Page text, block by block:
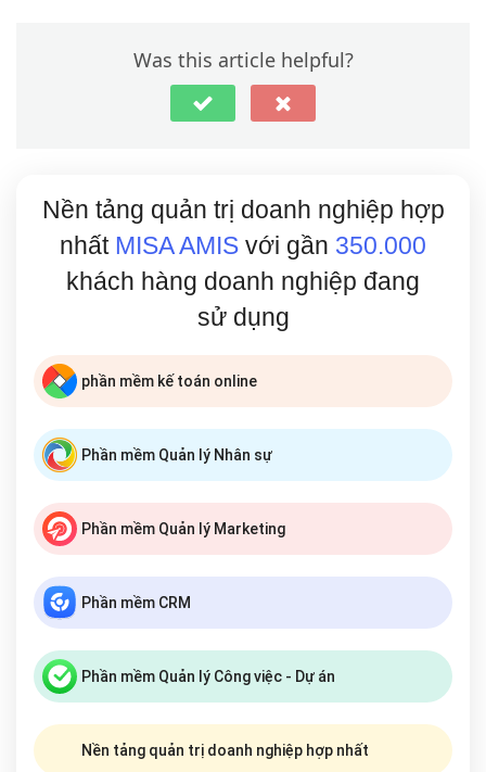
Was this article helpful?
Nền tảng quản trị doanh nghiệp hợp
nhất MISA AMIS với gần 350.000
khách hàng doanh nghiệp đang
sử dụng
phần mềm kế toán online
Phần mềm Quản lý Nhân sự
Phần mềm Quản lý Marketing
Phần mềm CRM
Phần mềm Quản lý Công việc - Dự án
Nền tảng quản trị doanh nghiệp hợp nhất